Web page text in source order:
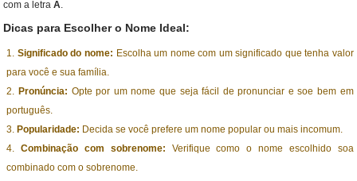
com a letraA.
Dicas para Escolher o Nome Ideal:
Significado do nome: Escolha um nome com um significado que tenha valor
para você e sua família.
Pronúncia: Opte por um nome que seja fácil de pronunciar e soe bem em
português.
Popularidade: Decida se você prefere um nome popular ou mais incomum.
Combinação com sobrenome: Verifique como o nome escolhido soa
combinado com o sobrenome.